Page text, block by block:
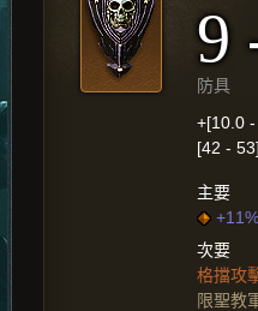
9
防具
+[10.0
[42 -
主要
次要
格擋攻
限聖教